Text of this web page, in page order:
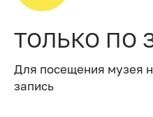
ТОЛЬКО ПО
Для посещения музея
запись